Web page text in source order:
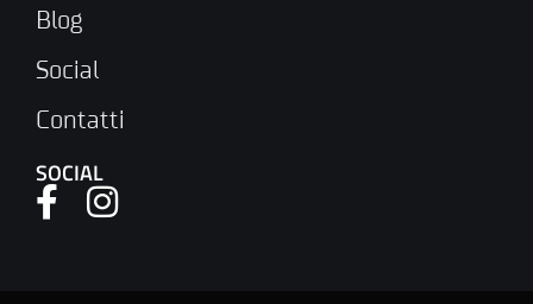
Blog
Social
Contatti
SOCIAL